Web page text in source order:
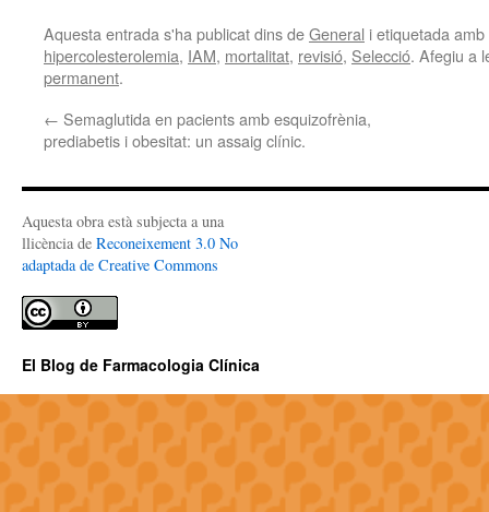
Aquesta entrada s'ha publicat dins deGeneral i etiquetada amb
hipercolesterolemia, IAM, mortalitat, revisió, Selecció. Afegiu a
permanent.
← Semaglutida en pacients amb esquizofrènia,
prediabetis i obesitat: un assaig clínic.
Aquesta obra està subjecta a una
llicència de Reconeixement 3.0 No
adaptada de Creative Commons
El Blog de Farmacologia Clínica